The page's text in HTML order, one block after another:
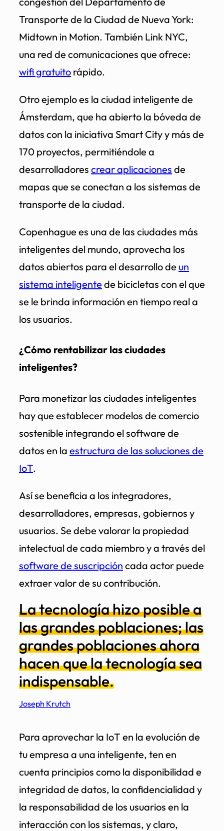
Transporte de la Ciudad de Nueva York:
Midtown in Motion. También Link NYC,
una red de comunicaciones que ofrece:
wifi gratuito rápido.
Otro ejemplo es la ciudad inteligente de
Ámsterdam, que ha abierto la bóveda de
datos con la iniciativa Smart City y más de
170 proyectos, permitiéndole a
desarrolladores crear aplicaciones de
mapas que se conectan a los sistemas de
transporte de la ciudad.
Copenhague es una de las ciudades más
inteligentes del mundo, aprovecha los
datos abiertos para el desarrollo de un
sistema inteligente de bicicletas con el que
se le brinda información en tiempo real a
los usuarios.
¿Cómo rentabilizar las ciudades
inteligentes?
Para monetizar las ciudades inteligentes
hay que establecer modelos de comercio
sostenible integrando el software de
datos en la estructura de las soluciones de
IoT.
Así se beneficia a los integradores,
desarrolladores, empresas, gobiernos y
usuarios. Se debe valorar la propiedad
intelectual de cada miembro y a través del
software de suscripción cada actor puede
extraer valor de su contribución.
La tecnología hizo posible a
las grandes poblaciones; las
grandes poblaciones ahora
hacen que la tecnología sea
indispensable.
Joseph Krutch
Para aprovechar la IoT en la evolución de
tu empresa a una inteligente, ten en
cuenta principios como la disponibilidad e
integridad de datos, la confidencialidad y
la responsabilidad de los usuarios en la
interacción con los sistemas, y claro,